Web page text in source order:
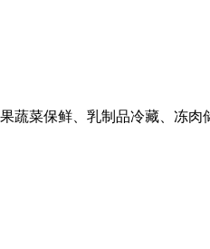
蔬菜保鲜、乳制品冷藏、冻肉